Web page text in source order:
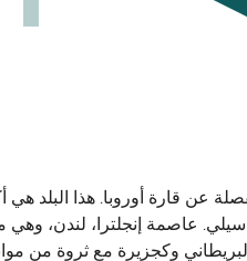
عن قارة أوروبا. هذا البلد
في ذلك جزيرة وايت وجزر سيلي. عاصمة
وكجزيرة مع ثروة من